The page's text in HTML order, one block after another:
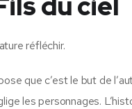
réfléchir.
que c’est le but de
les personnages.